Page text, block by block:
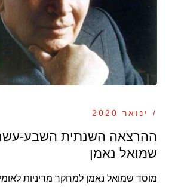
/ ינואר 2020
ההרצאה השנתית השבע-
שמואל נאמן
מוסד שמואל נאמן למחקר מדיניות